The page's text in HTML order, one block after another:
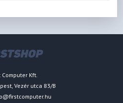
Computer Kft.
Vezér utca 83/B